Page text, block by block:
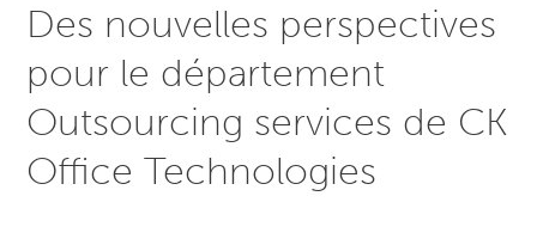
Des nouvelles perspectives
pour le département
Outsourcing services de CK
Office Technologies